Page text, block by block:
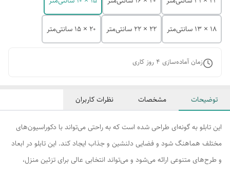
18 × 13 سانتی‌متر 22 × 22 سانتی‌متر 20 × 15 سانتی‌متر
زمان آماده‌سازی 4 روز کاری
توضیحات مشخصات نظرات کاربران
این تابلو به گونه‌ای طراحی شده است که به راحتی می‌تواند با دکوراسیون‌های
مختلف هماهنگ شود و فضایی دلنشین و جذاب ایجاد کند. این تابلو در ابعاد
و طرح‌های متنوعی ارائه می‌شود و می‌تواند انتخابی عالی برای تزئین منزل،